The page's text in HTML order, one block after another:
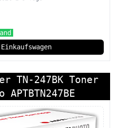
TN-247BK Toner